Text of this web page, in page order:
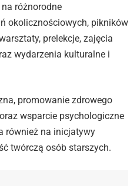
różnorodne
okolicznościowych, pikników
prelekcje, zajęcia
wydarzenia kulturalne i
promowanie zdrowego
wsparcie psychologiczne
również na inicjatywy
twórczą osób starszych.